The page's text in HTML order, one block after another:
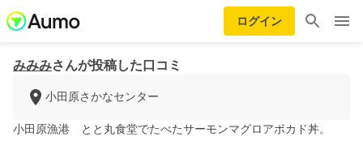
ログイン
みみみさんが投稿した口コミ
小田原さかなセンター
小田原漁港 とと丸食堂でたべたサーモンマグロアボカド丼。